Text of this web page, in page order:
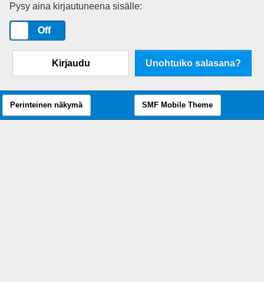
Pysy aina kirjautuneena sisälle:
Off
Kirjaudu Unohtuiko salasana?
Perinteinen näkymä SMF Mobile Theme